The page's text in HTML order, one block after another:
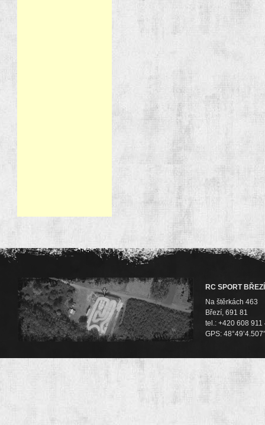
RC SPORT BŘEZÍ
Na štěrkách 463
Březí, 691 81
tel.: +420 608 911
GPS: